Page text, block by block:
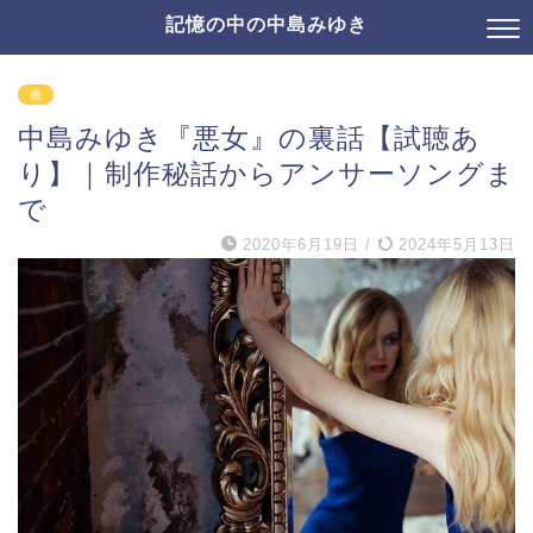
記憶の中の中島みゆき
曲
中島みゆき『悪女』の裏話【試聴あ
り】｜制作秘話からアンサーソングま
で
2020年6月19日 / 2024年5月13日